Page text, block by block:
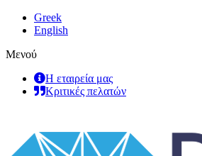
Greek
English
Μενού
Η εταιρεία μας
Κριτικές πελατών